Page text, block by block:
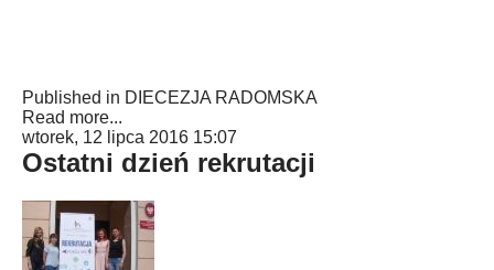
Published in DIECEZJA RADOMSKA
Read more...
wtorek, 12 lipca 2016 15:07
Ostatni dzień rekrutacji